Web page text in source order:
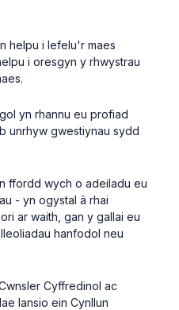
helpu i lefelu'r maes
i oresgyn y rhwystrau
yn rhannu eu profiad
unrhyw gwestiynau sydd
ffordd wych o adeiladu eu
- yn ogystal â rhai
ar waith, gan y gallai eu
hanfodol neu
Cyffredinol ac
lansio ein Cynllun